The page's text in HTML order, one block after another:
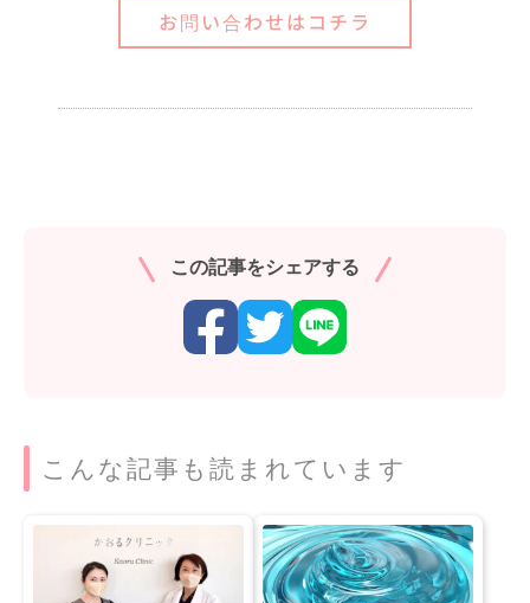
お問い合わせはコチラ
この記事をシェアする
こんな記事も読まれています